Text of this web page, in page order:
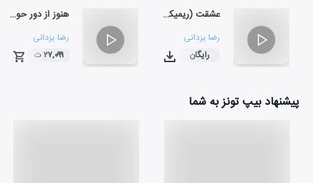
عشقت (ریمیکس)
رضا یزدانی
۰۲:۳۴
رایگان
هنوز از دور حواسم به توئه
رضا یزدانی
۰۵:۱۷
۲۷,۰۹۹ ت
پیشنهاد بیپ تونز به شما